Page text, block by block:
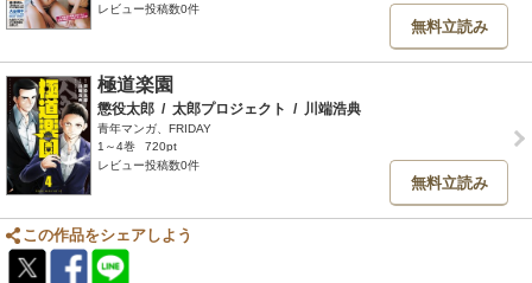
レビュー投稿数0件
無料立読み
極道楽園
懲役太郎 / 太郎プロジェクト / 川端浩典
青年マンガ、FRIDAY
1～4巻
720pt
レビュー投稿数0件
無料立読み
この作品をシェアしよう